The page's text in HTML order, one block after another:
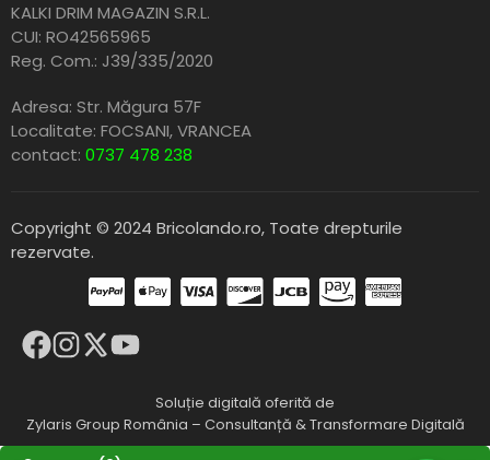
KALKI DRIM MAGAZIN S.R.L.
CUI: RO42565965
Reg. Com.: J39/335/2020
Adresa: Str. Măgura 57F
Localitate: FOCSANI,VRANCEA
contact: 0737 478 238
Copyright © 2024 Bricolando.ro, Toate drepturile
rezervate.
Soluție digitală oferită de
Zylaris Group România – Consultanță & Transformare Digitală